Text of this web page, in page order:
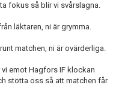
fokus så blir vi svårslagna.
läktaren, ni är grymma.
matchen, ni är ovärderliga.
emot Hagfors IF klockan
stötta oss så att matchen får